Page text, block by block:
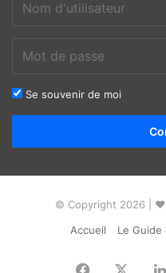
Se souvenir de moi
© Copyright 2026 | ❤
Accueil
Le Guide
Facebook